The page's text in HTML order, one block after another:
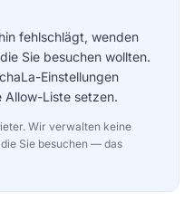
fehlschlägt, wenden
Sie besuchen wollten.
Einstellungen
Allow-Liste setzen.
Wir verwalten keine
Sie besuchen — das